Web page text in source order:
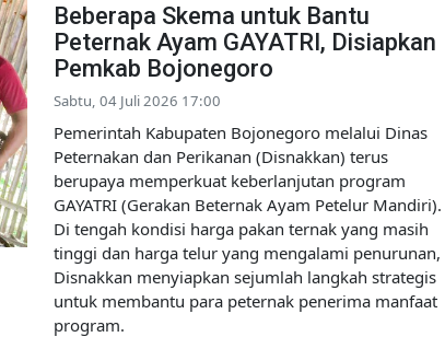
Beberapa Skema untuk Bantu
Peternak Ayam GAYATRI, Disiapkan
Pemkab Bojonegoro
Sabtu, 04 Juli 2026 17:00
Pemerintah Kabupaten Bojonegoro melalui Dinas
Peternakan dan Perikanan (Disnakkan) terus
berupaya memperkuat keberlanjutan program
GAYATRI (Gerakan Beternak Ayam Petelur Mandiri).
Di tengah kondisi harga pakan ternak yang masih
tinggi dan harga telur yang mengalami penurunan,
Disnakkan menyiapkan sejumlah langkah strategis
untuk membantu para peternak penerima manfaat
program.